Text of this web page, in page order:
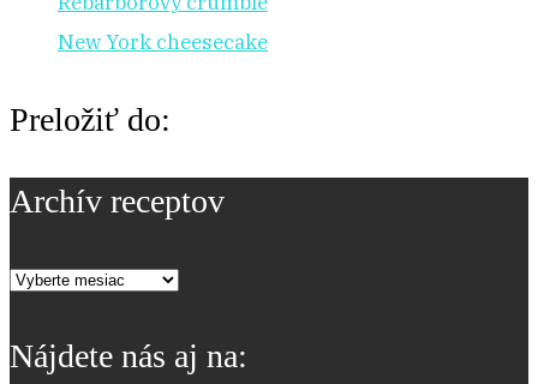
New York cheesecake
Preložiť do:
Archív receptov
Archív
Nájdete nás aj na: